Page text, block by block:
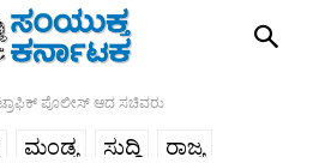
ಪೊಲೀಸ್ ಆದ ಸಚಿವರು
ಮಂಡ್ಯ ಸುದ್ದಿ ರಾಜ್ಯ